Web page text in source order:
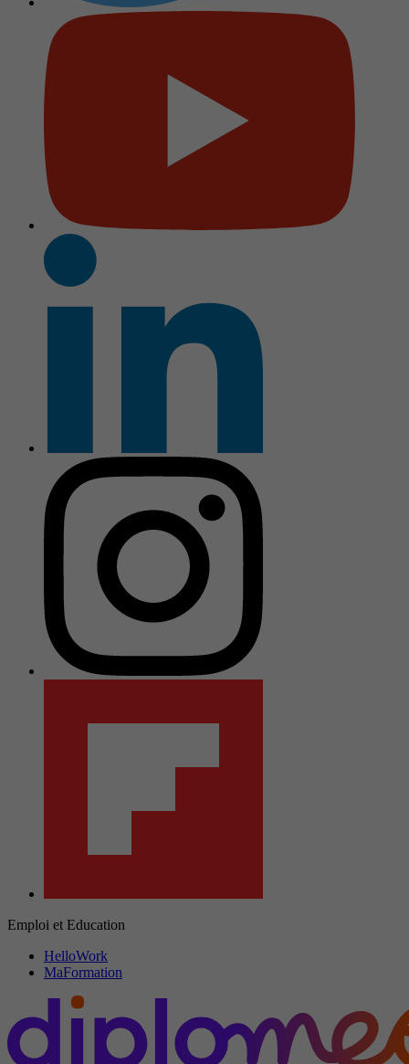
Emploi et Education
HelloWork
MaFormation